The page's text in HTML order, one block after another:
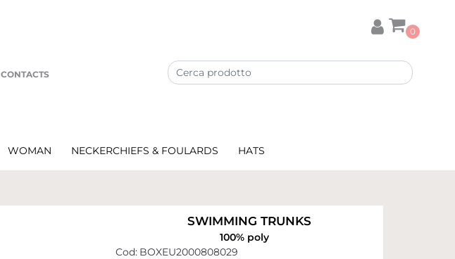
CONTACTS
0
WOMAN NECKERCHIEFS & FOULARDS HATS
SWIMMING TRUNKS
100% poly
Cod: BOXEU2000808029